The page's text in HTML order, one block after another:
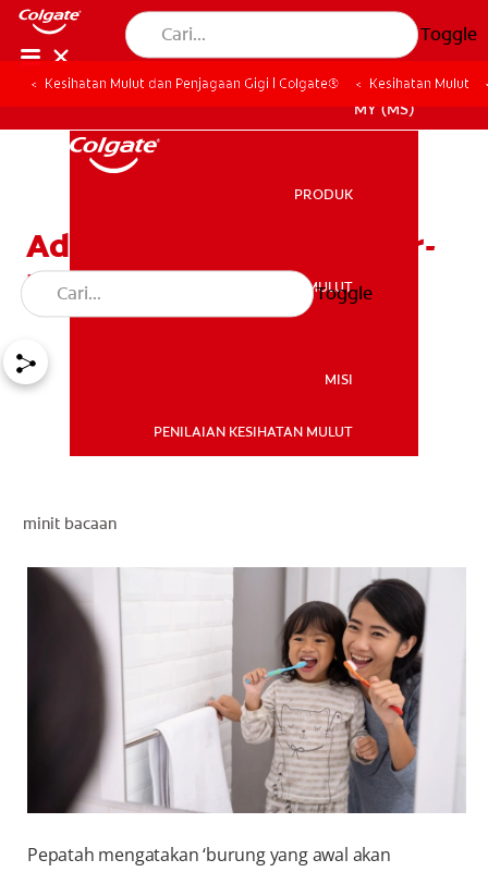
Toggle
MY (MS)
MY (MS)
PRODUK
KESIHATAN MULUT
MISI
PENILAIAN KESIHATAN MULUT
Toggle
Kesihatan Mulut dan Penjagaan Gigi | Colgate® Kesihatan Mulut
Adakah Cacing Gigi Benar-
Benar Wujud?
minit bacaan
Pepatah mengatakan ‘burung yang awal akan